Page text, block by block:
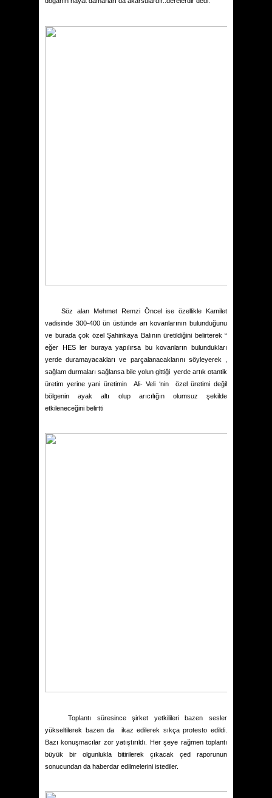
Söz alan Mehmet Remzi Öncel ise özellikle Kamilet
vadisinde 300-400 ün üstünde arı kovanlarının bulunduğunu
ve burada çok özel Şahinkaya Balının üretildiğini belirterek “
eğer HES ler buraya yapılırsa bu kovanların bulundukları
yerde duramayacakları ve parçalanacaklarını söyleyerek ,
sağlam durmaları sağlansa bile yolun gittiği yerde artık otantik
üretim yerine yani üretimin
Ali- Veli ‘nin
özel üretimi değil
bölgenin ayak altı olup arıcılığın olumsuz şekilde
etkileneceğini belirtti
Toplantı süresince şirket yetkilileri bazen sesler
yükseltilerek bazen da
ikaz edilerek sıkça protesto edildi.
Bazı konuşmacılar zor yatıştırıldı. Her şeye rağmen toplantı
büyük bir olgunlukla bitirilerek çıkacak çed raporunun
sonucundan da haberdar edilmelerini istediler.